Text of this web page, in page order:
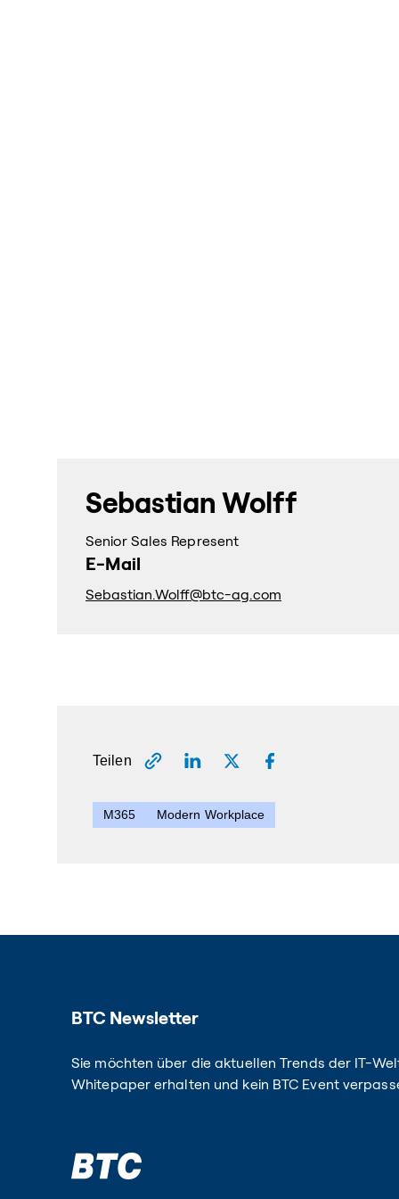
Sebastian Wolff
Senior Sales Represent
E-Mail
Sebastian.Wolff@btc-ag.com
Teilen
M365 Modern Workplace
BTC Newsletter
Sie möchten über die aktuellen Trends der IT-
Whitepaper erhalten und kein BTC Event